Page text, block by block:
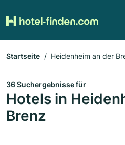
Startseite Heidenheim an der
36 Suchergebnisse für
Hotels in
Brenz